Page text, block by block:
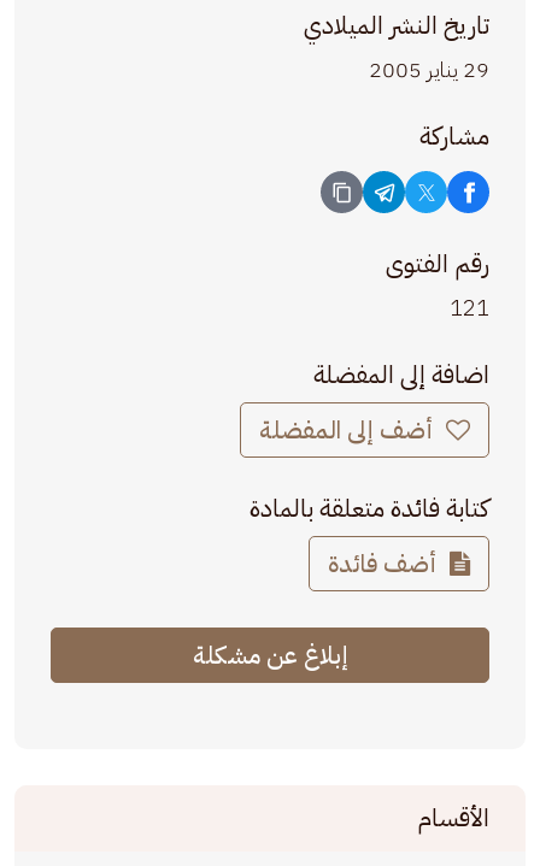
تاريخ النشر الميلادي
29 يناير 2005
مشاركة
رقم الفتوى
121
اضافة إلى المفضلة
أضف إلى المفضلة
كتابة فائدة متعلقة بالمادة
أضف فائدة
إبلاغ عن مشكلة
الأقسام